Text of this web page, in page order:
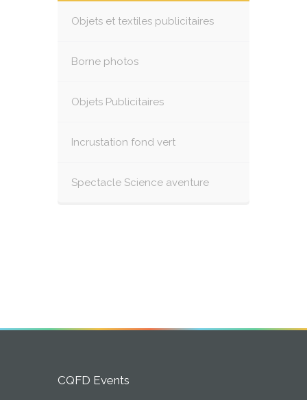
Objets et textiles publicitaires
Borne photos
Objets Publicitaires
Incrustation fond vert
Spectacle Science aventure
CQFD Events